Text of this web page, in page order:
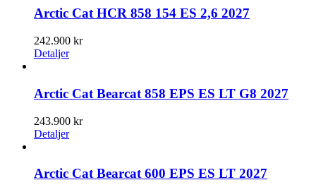
Arctic Cat HCR 858 154 ES 2,6 2027
242.900 kr
Detaljer
Arctic Cat Bearcat 858 EPS ES LT G8 2027
243.900 kr
Detaljer
Arctic Cat Bearcat 600 EPS ES LT 2027